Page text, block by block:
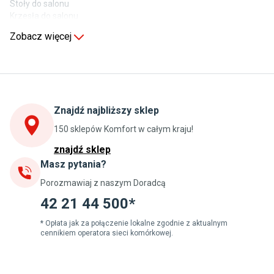
Stoły do salonu
Stoły do kuchni
Szafki kuchenne wiszące (górne)
Szafki pod zlewozmywak
Blaty kuchenne laminowane
Jadalnia
Stoły do jadalni
Krzesła do jadalni
Dywany szare
Lampy w stylu loftowym
Lampy wiszące do jadalni
Zobacz więcej
Znajdź najbliższy sklep
150 sklepów Komfort w całym kraju!
znajdź sklep
Masz pytania?
Porozmawiaj z naszym Doradcą
42 21 44 500*
* Opłata jak za połączenie lokalne zgodnie z aktualnym
cennikiem operatora sieci komórkowej.